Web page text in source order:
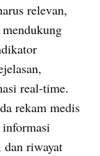
relevan,
real-time.
rekam medis
dan riwayat